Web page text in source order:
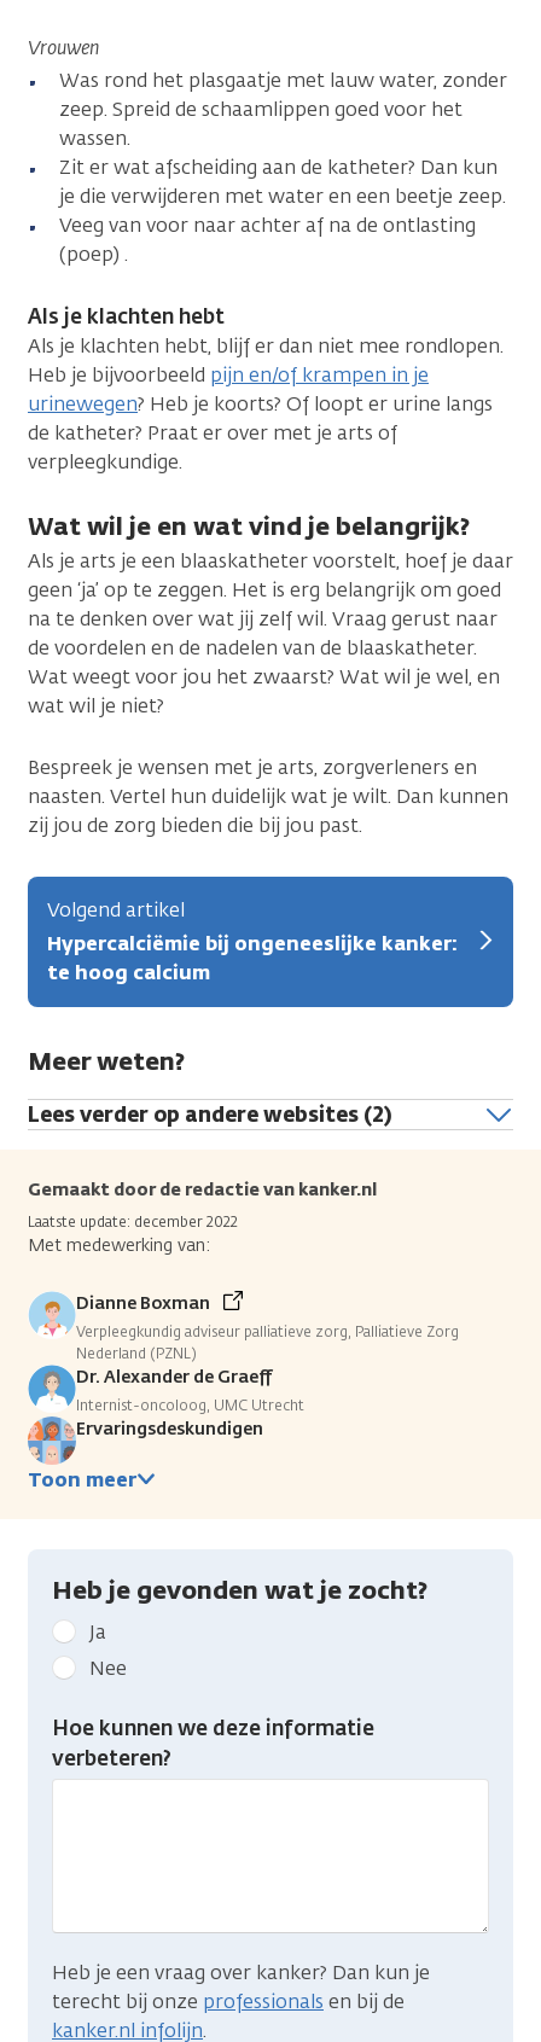
Vrouwen
Was rond het plasgaatje met lauw water, zonder
zeep. Spreid de schaamlippen goed voor het
wassen.
Zit er wat afscheiding aan de katheter? Dan kun
je die verwijderen met water en een beetje zeep.
Veeg van voor naar achter af na de ontlasting
(poep) .
Als je klachten hebt
Als je klachten hebt, blijf er dan niet mee rondlopen.
Heb je bijvoorbeeld pijn en/of krampen in je
urinewegen? Heb je koorts? Of loopt er urine langs
de katheter? Praat er over met je arts of
verpleegkundige.
Wat wil je en wat vind je belangrijk?
Als je arts je een blaaskatheter voorstelt, hoef je daar
geen ‘ja’ op te zeggen. Het is erg belangrijk om goed
na te denken over wat jij zelf wil. Vraag gerust naar
de voordelen en de nadelen van de blaaskatheter.
Wat weegt voor jou het zwaarst? Wat wil je wel, en
wat wil je niet?
Bespreek je wensen met je arts, zorgverleners en
naasten. Vertel hun duidelijk wat je wilt. Dan kunnen
zij jou de zorg bieden die bij jou past.
Volgend artikel
Hypercalciëmie bij ongeneeslijke kanker:
te hoog calcium
Meer weten?
Lees verder op andere websites (2)
Gemaakt door de redactie van kanker.nl
Laatste update: december 2022
Met medewerking van:
Dianne Boxman
Verpleegkundig adviseur palliatieve zorg, Palliatieve Zorg
Nederland (PZNL)
Dr. Alexander de Graeff
Internist-oncoloog, UMC Utrecht
Ervaringsdeskundigen
Toon meer
Heb je gevonden wat je zocht?
Geef
kanker.nl
feedback:
Heb
gevonden
Ja
Nee
Hoe kunnen we deze informatie
verbeteren?
Heb je een vraag over kanker? Dan kun je
terecht bij onze professionals en bij de
kanker.nl infolijn.